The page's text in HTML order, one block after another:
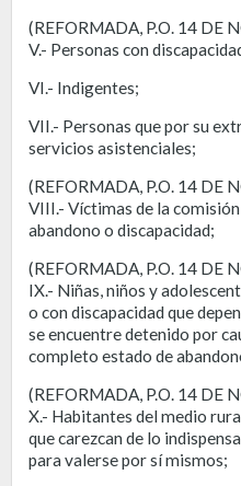
(REFORMADA, P.O. 14 DE
V.- Personas con
VI.- Indigentes;
VII.- Personas que por su
servicios asistenciales;
(REFORMADA, P.O. 14 DE
VIII.- Víctimas de la
abandono o discapacidad;
(REFORMADA, P.O. 14 DE
IX.- Niñas, niños y
o con discapacidad que
se encuentre detenido por
completo estado de
(REFORMADA, P.O. 14 DE
X.- Habitantes del medio
que carezcan de lo
para valerse por sí mismos;